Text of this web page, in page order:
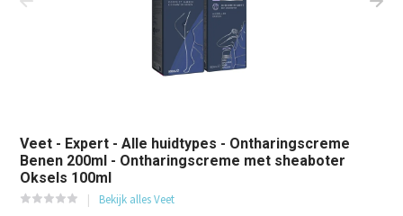
Veet - Expert - Alle huidtypes - Ontharingscreme
Benen 200ml - Ontharingscreme met sheaboter
Oksels 100ml
Bekijk alles Veet